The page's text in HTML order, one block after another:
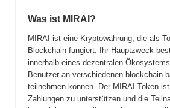
Was ist MIRAI?
MIRAI ist eine Kryptowährung, die als
Blockchain fungiert. Ihr Hauptzweck
innerhalb eines dezentralen
Benutzer an verschiedenen blockchain-
teilnehmen können. Der MIRAI-Token
Zahlungen zu unterstützen und die